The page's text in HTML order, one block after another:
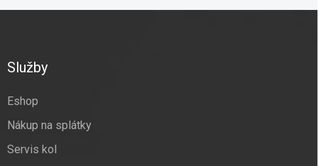
Služby
Eshop
Nákup na splátky
Servis kol